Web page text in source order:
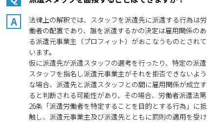
A
法律上の解釈では、スタッフを派遣先に派遣する行為は労
働者の配置であり、誰を派遣するかの決定は雇用関係のあ
る派遣元事業主（プロフィット）がおこなうものとされて
います。
仮に派遣先が派遣スタッフの選考を行ったり、特定の派遣
スタッフを指名し派遣元事業主がそれを拒否できないよう
な場合、派遣先と派遣スタッフとの間に雇用関係が成立す
ると判断される可能性があり、その場合、労働者派遣法第
26条「派遣労働者を特定することを目的とする行為」に抵
触し、派遣元事業主及び派遣先とともに罰則の適用を受け